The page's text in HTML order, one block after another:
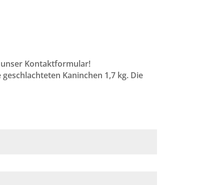
Kontaktformular!
Kaninchen 1,7 kg. Die